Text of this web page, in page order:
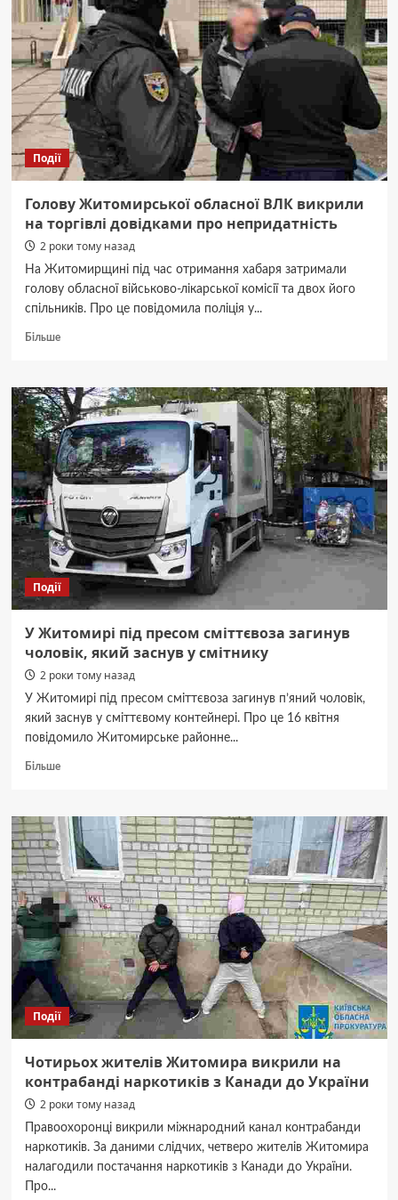
однієї
з
найстрашніших
катастроф
людства
–
аварії
на
Чорнобильській
АЕС
(ВІДЕО)
Події
Голову Житомирської обласної ВЛК викрили
на торгівлі довідками про непридатність
2 роки тому назад
На Житомирщині під час отримання хабаря затримали
голову обласної військово-лікарської комісії та двох його
спільників. Про це повідомила поліція у...
БільшеДокладніше
Житомирської
обласної
ВЛК
викрили
на
торгівлі
довідками
про
непридатність
Події
У Житомирі під пресом сміттєвоза загинув
чоловік, який заснув у смітнику
2 роки тому назад
У Житомирі під пресом сміттєвоза загинув п’яний чоловік,
який заснув у сміттєвому контейнері. Про це 16 квітня
повідомило Житомирське районне...
БільшеДокладніше
Житомирі
під
пресом
сміттєвоза
загинув
чоловік,
який
заснув
у
смітнику
Події
Чотирьох жителів Житомира викрили на
контрабанді наркотиків з Канади до України
2 роки тому назад
Правоохоронці викрили міжнародний канал контрабанди
наркотиків. За даними слідчих, четверо жителів Житомира
налагодили постачання наркотиків з Канади до України.
Про...